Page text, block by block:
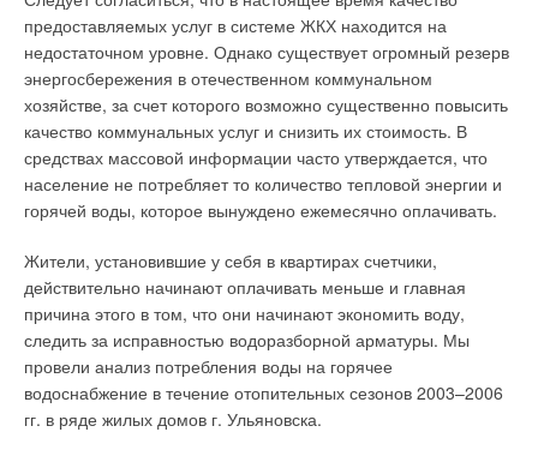
предоставляемых услуг в системе ЖКХ находится на
недостаточном уровне. Однако существует огромный резерв
энергосбережения в отечественном коммунальном
хозяйстве, за счет которого возможно существенно повысить
качество коммунальных услуг и снизить их стоимость. В
средствах массовой информации часто утверждается, что
население не потребляет то количество тепловой энергии и
горячей воды, которое вынуждено ежемесячно оплачивать.
Жители, установившие у себя в квартирах счетчики,
действительно начинают оплачивать меньше и главная
причина этого в том, что они начинают экономить воду,
следить за исправностью водоразборной арматуры. Мы
провели анализ потребления воды на горячее
водоснабжение в течение отопительных сезонов 2003–2006
гг. в ряде жилых домов г. Ульяновска.
иной системы теплоснабжения, в каждом конкретном случае
требуется качественное технико-экономическое
обоснование. Системы поквартирного теплоснабжения, в
которых владелец квартиры или дома является их
собственником, абсолютно автономен в их использовании и
самостоятельно определяет режим энергосбережения,
расходуют, по разным оценкам, в 1,4–2 раза меньше
газового топлива, чем при централизованном
теплоснабжении.
Эксплуатационные же расходы ниже в 2–2,5 раза, т.е. учет
потребителем всех видов энергоресурсов и максимальное
приближение источника тепла к этому потребителю
позволяет создать ему не только более комфортные
условия, но и обеспечить реальную экономию газового
топлива. Но как любое техническое решение, применение
поквартирных систем не лишено недостатков.
(автономное) теплоснабжение на основе природного газа.
Автономное теплоснабжение реализуется через
строительство автономных котельных, обслуживающих один
или несколько многоэтажных жилых домов, и через систему
поквартирного теплоснабжения.
Поквартирное теплоснабжение (ПТ) показало себя самым
экономически эффективным видом автономного
теплоснабжения. Поквартирное теплоснабжение — это
индивидуального учета потребляемых ресурсов и
управления температурным режимом. Для реализации такой
системы теплоснабжения необходимы только газовый ввод
низкого давления и вводхолодной воды.
С точки зрения городского хозяйства это значительно
дешевле, чем строительство теплотрасс и ЦТП. С точки